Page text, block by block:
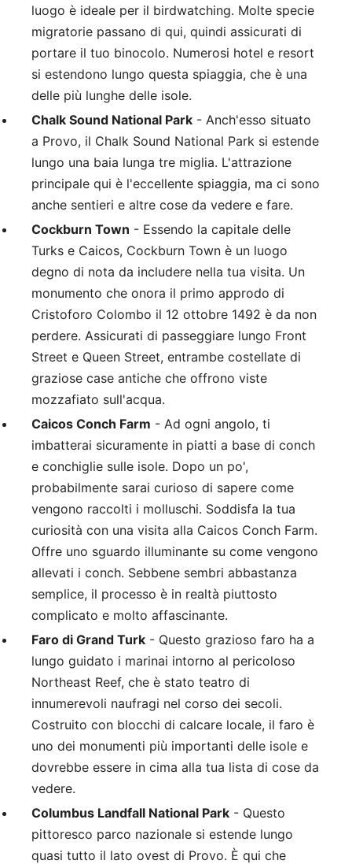
luogo è ideale per il birdwatching. Molte specie
migratorie passano di qui, quindi assicurati di
portare il tuo binocolo. Numerosi hotel e resort
si estendono lungo questa spiaggia, che è una
delle più lunghe delle isole.
Chalk Sound National Park - Anch'esso situato
a Provo, il Chalk Sound National Park si estende
lungo una baia lunga tre miglia. L'attrazione
principale qui è l'eccellente spiaggia, ma ci sono
anche sentieri e altre cose da vedere e fare.
Cockburn Town - Essendo la capitale delle
Turks e Caicos, Cockburn Town è un luogo
degno di nota da includere nella tua visita. Un
monumento che onora il primo approdo di
Cristoforo Colombo il 12 ottobre 1492 è da non
perdere. Assicurati di passeggiare lungo Front
Street e Queen Street, entrambe costellate di
graziose case antiche che offrono viste
mozzafiato sull'acqua.
Caicos Conch Farm - Ad ogni angolo, ti
imbatterai sicuramente in piatti a base di conch
e conchiglie sulle isole. Dopo un po',
probabilmente sarai curioso di sapere come
vengono raccolti i molluschi. Soddisfa la tua
curiosità con una visita alla Caicos Conch Farm.
Offre uno sguardo illuminante su come vengono
allevati i conch. Sebbene sembri abbastanza
semplice, il processo è in realtà piuttosto
complicato e molto affascinante.
Faro di Grand Turk - Questo grazioso faro ha a
lungo guidato i marinai intorno al pericoloso
Northeast Reef, che è stato teatro di
innumerevoli naufragi nel corso dei secoli.
Costruito con blocchi di calcare locale, il faro è
uno dei monumenti più importanti delle isole e
dovrebbe essere in cima alla tua lista di cose da
vedere.
Columbus Landfall National Park - Questo
pittoresco parco nazionale si estende lungo
quasi tutto il lato ovest di Provo. È qui che